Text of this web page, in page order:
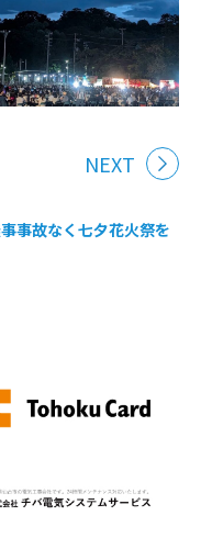
NEXT
事故なく七夕花火祭を